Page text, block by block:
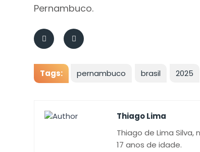
Pernambuco.
Tags: pernambuco brasil 2025
Thiago Lima
Thiago de Lima Silva,
17 anos de idade.